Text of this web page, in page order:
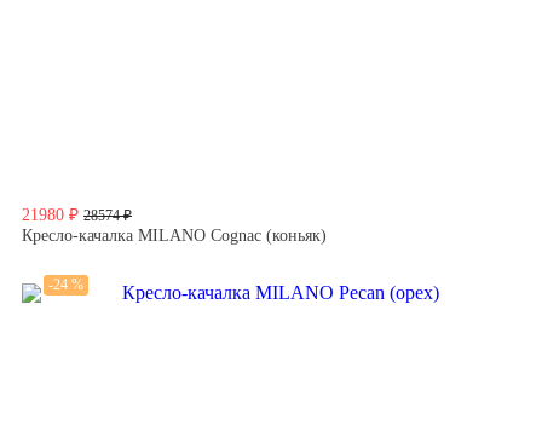
21980 ₽ 28574 ₽
Кресло-качалка MILANO Cognac (коньяк)
-24 %